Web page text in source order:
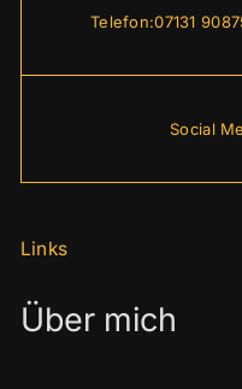
Telefon:07131
Social
Links
Über mich